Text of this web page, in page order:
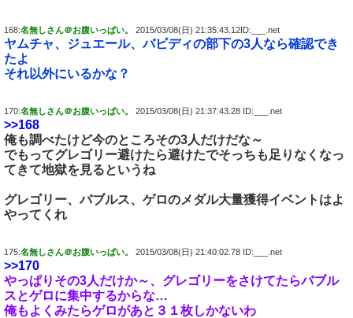
168:名無しさん＠お腹いっぱい。 2015/03/08(日) 21:35:43.12ID:___.net
ヤムチャ、ジュエール、バビディの部下の3人なら確認でき
たよ
それ以外にいるかな？
170:名無しさん＠お腹いっぱい。 2015/03/08(日) 21:37:43.28 ID:___.net
>>168
俺も調べたけど今のところその3人だけだな～
でもってグレゴリー避けたら避けたでそっちも足りなくなっ
てきて地獄を見るというね
グレゴリー、バブルス、ゲロのメダル大量獲得イベントはよ
やってくれ
175:名無しさん＠お腹いっぱい。 2015/03/08(日) 21:40:02.78 ID:___.net
>>170
やっぱりその3人だけか～、 グレゴリーをさけてたらバブル
スとゲロに集中するからな…
俺もよくみたらゲロがあと３１枚しかないわ